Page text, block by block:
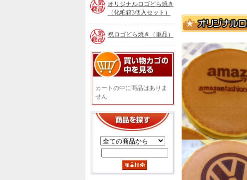
オリジナルロゴどら焼き
（化粧箱3個入セット）
祝ロゴどら焼き（単品）
買
い
物
ゴ
の
中
を
カートの中に商品はありま
せん
商
品
を
探
す